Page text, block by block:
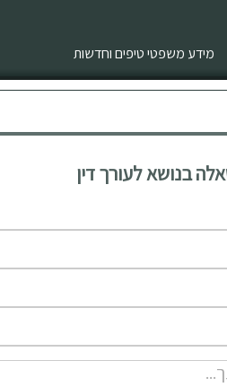
מידע משפטי טיפים וחדשות
בנושא לעורך דין